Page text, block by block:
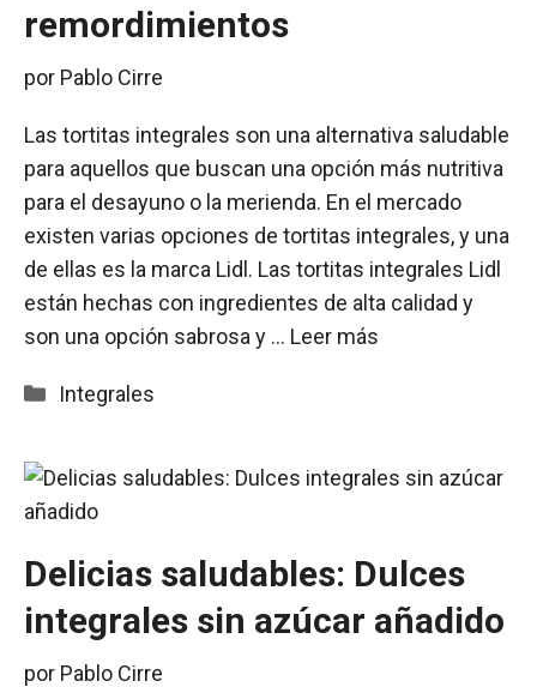
remordimientos
por Pablo Cirre
Las tortitas integrales son una alternativa saludable
para aquellos que buscan una opción más nutritiva
para el desayuno o la merienda. En el mercado
existen varias opciones de tortitas integrales, y una
de ellas es la marca Lidl. Las tortitas integrales Lidl
están hechas con ingredientes de alta calidad y
son una opción sabrosa y … Leer más
Categorías
Integrales
Delicias saludables: Dulces
integrales sin azúcar añadido
por Pablo Cirre